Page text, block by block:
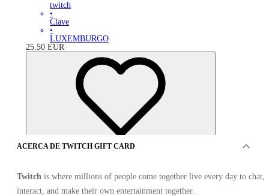
twitch
•
Clave
•
LUXEMBURGO
25.50 EUR
ACERCA DE TWITCH GIFT CARD
Twitch is where millions of people come together live every day to chat,
interact, and make their own entertainment together.